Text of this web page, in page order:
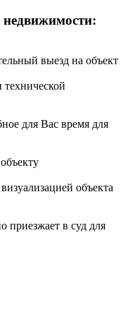
выезд на объект
для Вас время для
объекта
приезжает в суд для